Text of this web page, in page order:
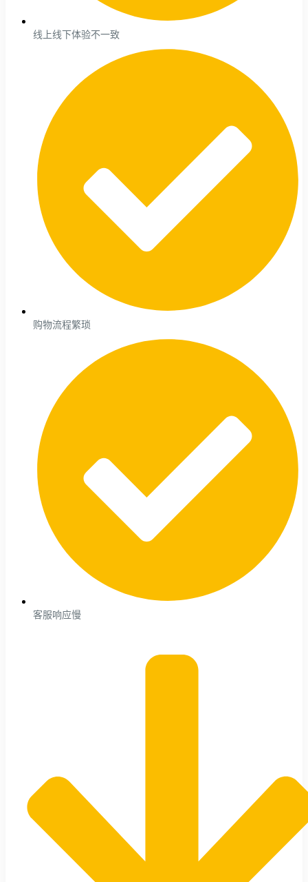
线上线下体验不一致
购物流程繁琐
客服响应慢